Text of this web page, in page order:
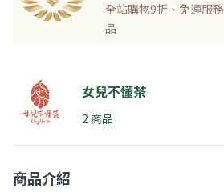
全站購物9折、免運服務
品
女兒不懂茶
2 商品
商品介紹